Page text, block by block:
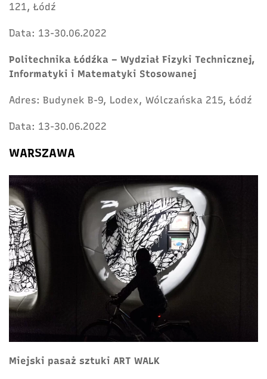
121, Łódź
Data: 13-30.06.2022
Politechnika Łódźka – Wydział Fizyki Technicznej,
Informatyki i Matematyki Stosowanej
Adres: Budynek B-9, Lodex, Wólczańska 215, Łódź
Data: 13-30.06.2022
WARSZAWA
Miejski pasaż sztuki ART WALK